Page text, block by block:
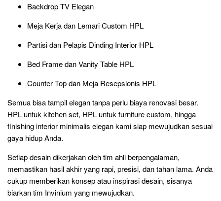
Backdrop TV Elegan
Meja Kerja dan Lemari Custom HPL
Partisi dan Pelapis Dinding Interior HPL
Bed Frame dan Vanity Table HPL
Counter Top dan Meja Resepsionis HPL
Semua bisa tampil elegan tanpa perlu biaya renovasi besar.
HPL untuk kitchen set, HPL untuk furniture custom, hingga
finishing interior minimalis elegan kami siap mewujudkan sesuai
gaya hidup Anda.
Setiap desain dikerjakan oleh tim ahli berpengalaman,
memastikan hasil akhir yang rapi, presisi, dan tahan lama. Anda
cukup memberikan konsep atau inspirasi desain, sisanya
biarkan tim Invinium yang mewujudkan.